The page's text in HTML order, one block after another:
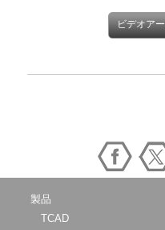
ビデオア
製品
TCAD